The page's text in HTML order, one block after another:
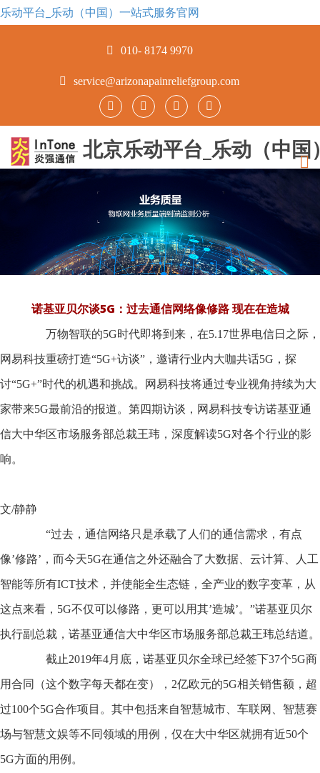
乐动平台_乐动（中国）一站式服务官网
010- 8174 9970
service@arizonapainreliefgroup.com
北京乐动平台_乐动（中
诺基亚贝尔谈5G：过去通信网络像修路 现在在造城
万物智联的5G时代即将到来，在5.17世界电信日之际，
网易科技重磅打造“5G+访谈”，邀请行业内大咖共话5G，探
讨“5G+”时代的机遇和挑战。网易科技将通过专业视角持续为大
家带来5G最前沿的报道。第四期访谈，网易科技专访诺基亚通
信大中华区市场服务部总裁王玮，深度解读5G对各个行业的影
响。
文/静静
“过去，通信网络只是承载了人们的通信需求，有点
像’修路’，而今天5G在通信之外还融合了大数据、云计算、人工
智能等所有ICT技术，并使能全生态链，全产业的数字变革，从
这点来看，5G不仅可以修路，更可以用其’造城’。”诺基亚贝尔
执行副总裁，诺基亚通信大中华区市场服务部总裁王玮总结道。
截止2019年4月底，诺基亚贝尔全球已经签下37个5G商
用合同（这个数字每天都在变），2亿欧元的5G相关销售额，超
过100个5G合作项目。其中包括来自智慧城市、车联网、智慧赛
场与智慧文娱等不同领域的用例，仅在大中华区就拥有近50个
5G方面的用例。